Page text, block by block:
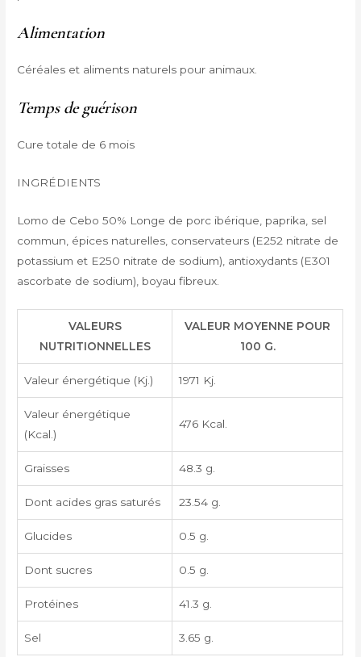
Alimentation
Céréales et aliments naturels pour animaux.
Temps de guérison
Cure totale de 6 mois
INGRÉDIENTS
Lomo de Cebo 50% Longe de porc ibérique, paprika, sel
commun, épices naturelles, conservateurs (E252 nitrate de
potassium et E250 nitrate de sodium), antioxydants (E301
ascorbate de sodium), boyau fibreux.
VALEURS
NUTRITIONNELLES
VALEUR MOYENNE POUR
100 G.
Valeur énergétique (Kj.) 1971 Kj.
Valeur énergétique
(Kcal.)
476 Kcal.
Graisses 48.3 g.
Dont acides gras saturés 23.54 g.
Glucides 0.5 g.
Dont sucres 0.5 g.
Protéines 41.3 g.
Sel 3.65 g.